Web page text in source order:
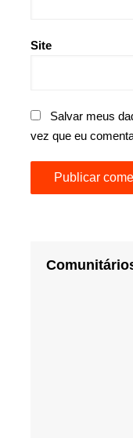
Site
Salvar meus
vez que eu